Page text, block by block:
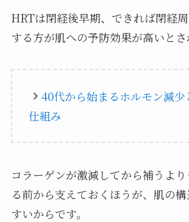
HRTは閉経後早期、できれば閉経
する方が肌への予防効果が高いとさ
40代から始まるホルモン減少
仕組み
コラーゲンが激減してから補うよ
る前から支えておくほうが、肌の
すいからです。